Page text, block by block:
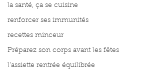
la santé, ça se cuisine
renforcer ses immunités
recettes minceur
Préparez son corps avant les fêtes
l'assiette rentrée équilibrée